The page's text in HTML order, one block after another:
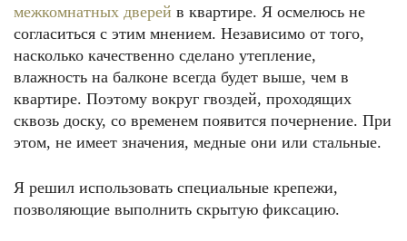
межкомнатных дверей в квартире. Я осмелюсь не
согласиться с этим мнением. Независимо от того,
насколько качественно сделано утепление,
влажность на балконе всегда будет выше, чем в
квартире. Поэтому вокруг гвоздей, проходящих
сквозь доску, со временем появится почернение. При
этом, не имеет значения, медные они или стальные.
Я решил использовать специальные крепежи,
позволяющие выполнить скрытую фиксацию.